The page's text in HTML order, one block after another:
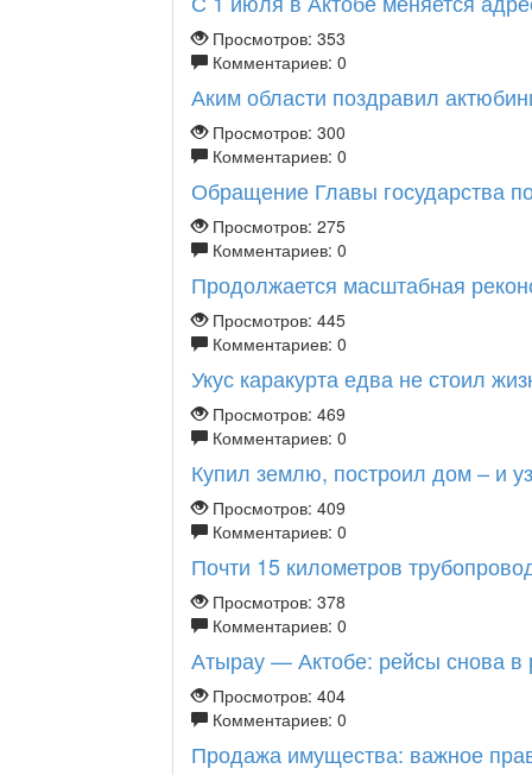
Просмотров: 353
Комментариев: 0
Аким области поздравил
Просмотров: 300
Комментариев: 0
Обращение Главы государства
Просмотров: 275
Комментариев: 0
Продолжается масштабная
Просмотров: 445
Комментариев: 0
Укус каракурта едва не стоил
Просмотров: 469
Комментариев: 0
Купил землю, построил дом – и
Просмотров: 409
Комментариев: 0
Почти 15 километров
Просмотров: 378
Комментариев: 0
Атырау — Актобе: рейсы снова в
Просмотров: 404
Комментариев: 0
Продажа имущества: важное